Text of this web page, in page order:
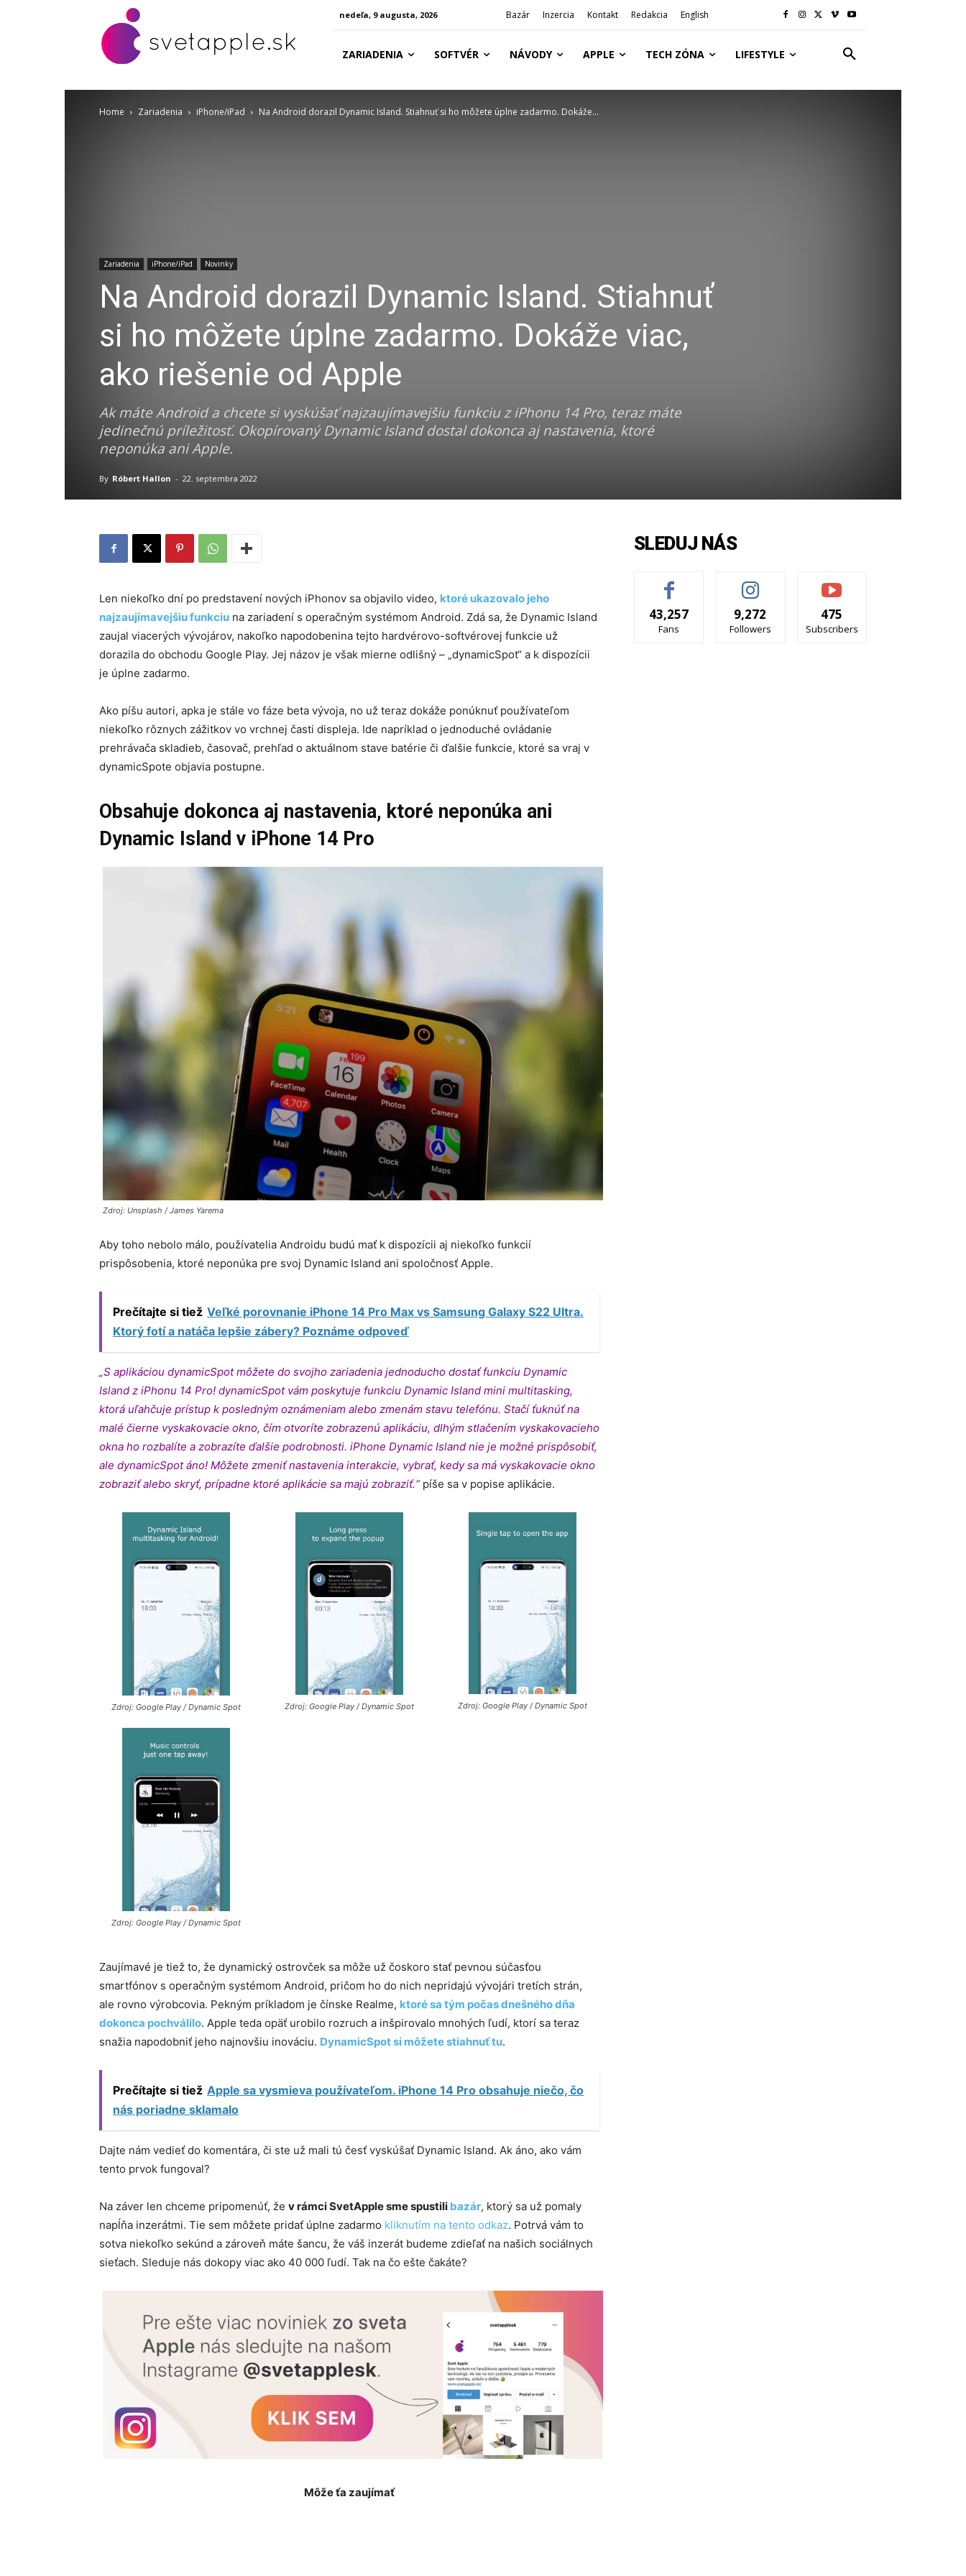
nedeľa, 9 augusta, 2026 Bazár Inzercia Kontakt Redakcia English
ZARIADENIA SOFTVÉR NÁVODY APPLE TECH ZÓNA LIFESTYLE
Home Zariadenia iPhone/iPad Na Android dorazil Dynamic Island. Stiahnuť si ho môžete úplne zadarmo. Dokáže...
Zariadenia iPhone/iPad Novinky
Na Android dorazil Dynamic Island. Stiahnuť
si ho môžete úplne zadarmo. Dokáže viac,
ako riešenie od Apple
Ak máte Android a chcete si vyskúšať najzaujímavejšiu funkciu z iPhonu 14 Pro, teraz máte
jedinečnú príležitosť. Okopírovaný Dynamic Island dostal dokonca aj nastavenia, ktoré
neponúka ani Apple.
By Róbert Hallon - 22. septembra 2022
Len niekoľko dní po predstavení nových iPhonov sa objavilo video, ktoré ukazovalo jeho
najzaujímavejšiu funkciu na zariadení s operačným systémom Android. Zdá sa, že Dynamic Island
zaujal viacerých vývojárov, nakoľko napodobenina tejto hardvérovo-softvérovej funkcie už
dorazila do obchodu Google Play. Jej názov je však mierne odlišný – „dynamicSpot“ a k dispozícii
je úplne zadarmo.
Ako píšu autori, apka je stále vo fáze beta vývoja, no už teraz dokáže ponúknuť používateľom
niekoľko rôznych zážitkov vo vrchnej časti displeja. Ide napríklad o jednoduché ovládanie
prehrávača skladieb, časovač, prehľad o aktuálnom stave batérie či ďalšie funkcie, ktoré sa vraj v
dynamicSpote objavia postupne.
Obsahuje dokonca aj nastavenia, ktoré neponúka ani
Dynamic Island v iPhone 14 Pro
Zdroj: Unsplash / James Yarema
Aby toho nebolo málo, používatelia Androidu budú mať k dispozícii aj niekoľko funkcií
prispôsobenia, ktoré neponúka pre svoj Dynamic Island ani spoločnosť Apple.
Prečítajte si tiež Veľké porovnanie iPhone 14 Pro Max vs Samsung Galaxy S22 Ultra.
Ktorý fotí a natáča lepšie zábery? Poznáme odpoveď
„S aplikáciou dynamicSpot môžete do svojho zariadenia jednoducho dostať funkciu Dynamic
Island z iPhonu 14 Pro! dynamicSpot vám poskytuje funkciu Dynamic Island mini multitasking,
ktorá uľahčuje prístup k posledným oznámeniam alebo zmenám stavu telefónu. Stačí ťuknúť na
malé čierne vyskakovacie okno, čím otvoríte zobrazenú aplikáciu, dlhým stlačením vyskakovacieho
okna ho rozbalíte a zobrazíte ďalšie podrobnosti. iPhone Dynamic Island nie je možné prispôsobiť,
ale dynamicSpot áno! Môžete zmeniť nastavenia interakcie, vybrať, kedy sa má vyskakovacie okno
zobraziť alebo skryť, prípadne ktoré aplikácie sa majú zobraziť.“ píše sa v popise aplikácie.
Zdroj: Google Play / Dynamic Spot Zdroj: Google Play / Dynamic Spot Zdroj: Google Play / Dynamic Spot
Zdroj: Google Play / Dynamic Spot
Zaujímavé je tiež to, že dynamický ostrovček sa môže už čoskoro stať pevnou súčasťou
smartfónov s operačným systémom Android, pričom ho do nich nepridajú vývojári tretích strán,
ale rovno výrobcovia. Pekným príkladom je čínske Realme, ktoré sa tým počas dnešného dňa
dokonca pochválilo. Apple teda opäť urobilo rozruch a inšpirovalo mnohých ľudí, ktorí sa teraz
snažia napodobniť jeho najnovšiu inováciu. DynamicSpot si môžete stiahnuť tu.
Prečítajte si tiež Apple sa vysmieva používateľom. iPhone 14 Pro obsahuje niečo, čo
nás poriadne sklamalo
Dajte nám vedieť do komentára, či ste už mali tú česť vyskúšať Dynamic Island. Ak áno, ako vám
tento prvok fungoval?
Na záver len chceme pripomenúť, že v rámci SvetApple sme spustili bazár, ktorý sa už pomaly
napĺňa inzerátmi. Tie sem môžete pridať úplne zadarmo kliknutím na tento odkaz. Potrvá vám to
sotva niekoľko sekúnd a zároveň máte šancu, že váš inzerát budeme zdieľať na našich sociálnych
sieťach. Sleduje nás dokopy viac ako 40 000 ľudí. Tak na čo ešte čakáte?
Môže ťa zaujímať
SLEDUJ NÁS
43,257
Fans
9,272
Followers
475
Subscribers